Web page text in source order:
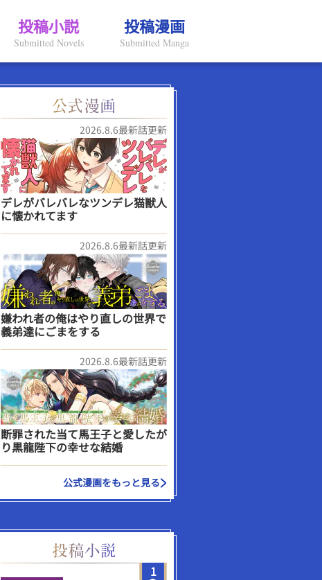
投稿小説
Submitted Novels
投稿漫画
Submitted Manga
2026.8.6最新話更新
デレがバレバレなツンデレ猫獣人
に懐かれてます
2026.8.6最新話更新
嫌われ者の俺はやり直しの世界で
義弟達にごまをする
2026.8.6最新話更新
断罪された当て馬王子と愛したが
り黒龍陛下の幸せな結婚
公式漫画をもっと見る
1